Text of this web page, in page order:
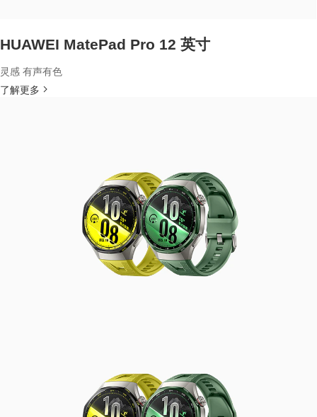
HUAWEI MatePad Pro 12 英寸
灵感 有声有色
了解更多